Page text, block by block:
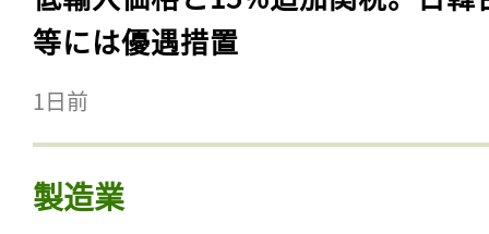
等には優遇措置
1日前
製造業